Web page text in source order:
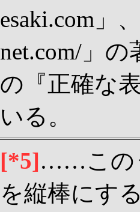
esaki.com」
net.com/」
の『正確な
いる。
[*5]……この
を縦棒にす